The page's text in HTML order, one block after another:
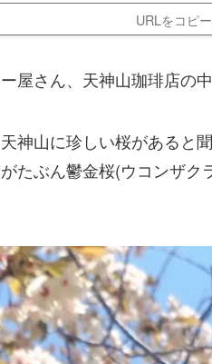
URLをコピ
屋さん、天神山珈琲店の中
神山に珍しい桜があると
たぶん鬱金桜(ウコンザ